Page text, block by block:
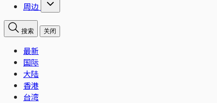
周边
搜索 关闭
最新
国际
大陆
香港
台湾